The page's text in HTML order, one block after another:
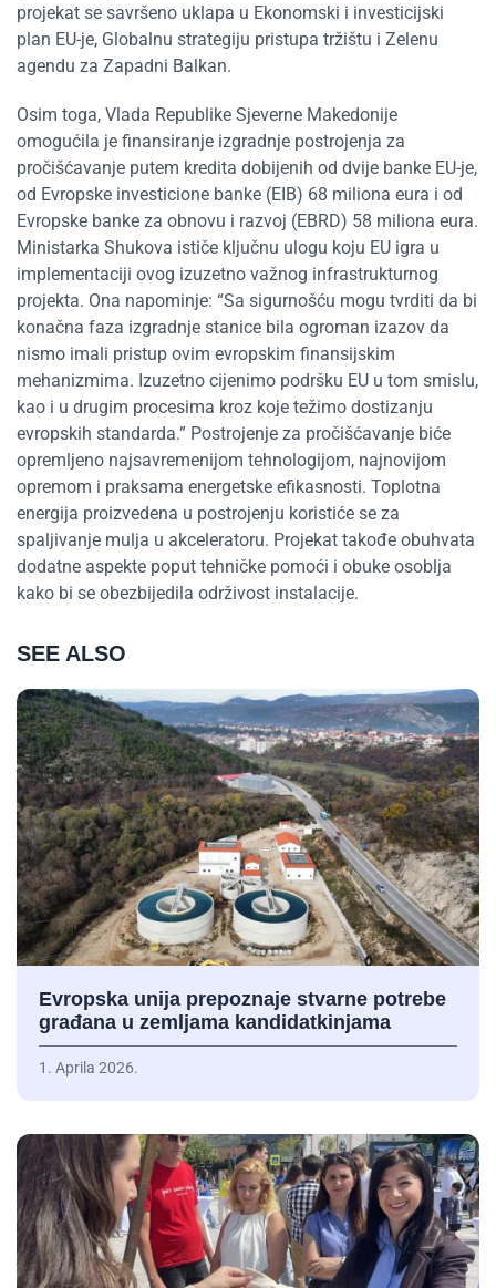
projekat se savršeno uklapa u Ekonomski i investicijski
plan EU-je, Globalnu strategiju pristupa tržištu i Zelenu
agendu za Zapadni Balkan.
Osim toga, Vlada Republike Sjeverne Makedonije
omogućila je finansiranje izgradnje postrojenja za
pročišćavanje putem kredita dobijenih od dvije banke EU-je,
od Evropske investicione banke (EIB) 68 miliona eura i od
Evropske banke za obnovu i razvoj (EBRD) 58 miliona eura.
Ministarka Shukova ističe ključnu ulogu koju EU igra u
implementaciji ovog izuzetno važnog infrastrukturnog
projekta. Ona napominje: “Sa sigurnošću mogu tvrditi da bi
konačna faza izgradnje stanice bila ogroman izazov da
nismo imali pristup ovim evropskim finansijskim
mehanizmima. Izuzetno cijenimo podršku EU u tom smislu,
kao i u drugim procesima kroz koje težimo dostizanju
evropskih standarda.” Postrojenje za pročišćavanje biće
opremljeno najsavremenijom tehnologijom, najnovijom
opremom i praksama energetske efikasnosti. Toplotna
energija proizvedena u postrojenju koristiće se za
spaljivanje mulja u akceleratoru. Projekat takođe obuhvata
dodatne aspekte poput tehničke pomoći i obuke osoblja
kako bi se obezbijedila održivost instalacije.
SEE ALSO
Evropska unija prepoznaje stvarne potrebe
građana u zemljama kandidatkinjama
1. Aprila 2026.